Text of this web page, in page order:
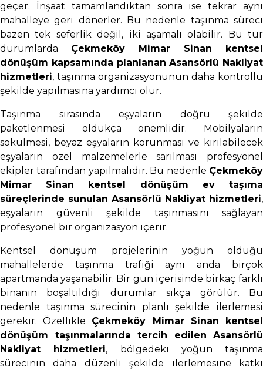
geçer. İnşaat tamamlandıktan sonra ise tekrar aynı
mahalleye geri dönerler. Bu nedenle taşınma süreci
bazen tek seferlik değil, iki aşamalı olabilir. Bu tür
durumlarda Çekmeköy Mimar Sinan kentsel
dönüşüm kapsamında planlanan Asansörlü Nakliyat
hizmetleri, taşınma organizasyonunun daha kontrollü
şekilde yapılmasına yardımcı olur.
Taşınma sırasında eşyaların doğru şekilde
paketlenmesi oldukça önemlidir. Mobilyaların
sökülmesi, beyaz eşyaların korunması ve kırılabilecek
eşyaların özel malzemelerle sarılması profesyonel
ekipler tarafından yapılmalıdır. Bu nedenle Çekmeköy
Mimar Sinan kentsel dönüşüm ev taşıma
süreçlerinde sunulan Asansörlü Nakliyat hizmetleri,
eşyaların güvenli şekilde taşınmasını sağlayan
profesyonel bir organizasyon içerir.
Kentsel dönüşüm projelerinin yoğun olduğu
mahallelerde taşınma trafiği aynı anda birçok
apartmanda yaşanabilir. Bir gün içerisinde birkaç farklı
binanın boşaltıldığı durumlar sıkça görülür. Bu
nedenle taşınma sürecinin planlı şekilde ilerlemesi
gerekir. Özellikle Çekmeköy Mimar Sinan kentsel
dönüşüm taşınmalarında tercih edilen Asansörlü
Nakliyat hizmetleri, bölgedeki yoğun taşınma
sürecinin daha düzenli şekilde ilerlemesine katkı